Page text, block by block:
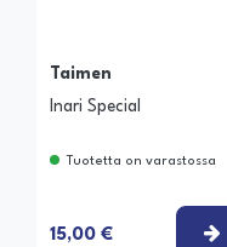
Taimen
Inari Special
Tuotetta on varastossa
15,00 €